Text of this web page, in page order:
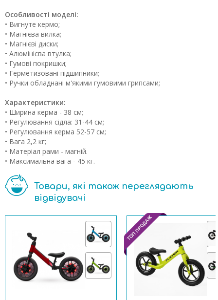
Особливості моделі:
• Вигнуте кермо;
• Магнієва вилка;
• Магнієві диски;
• Алюмінієва втулка;
• Гумові покришки;
• Герметизовані підшипники;
• Ручки обладнані м'якими гумовими грипсами;
Характеристики:
• Ширина керма - 38 см;
• Регулювання сідла: 31-44 см;
• Регулювання керма 52-57 см;
• Вага 2,2 кг;
• Матеріал рами - магній.
• Максимальна вага - 45 кг.
Товари, які також переглядають
відвідувачі